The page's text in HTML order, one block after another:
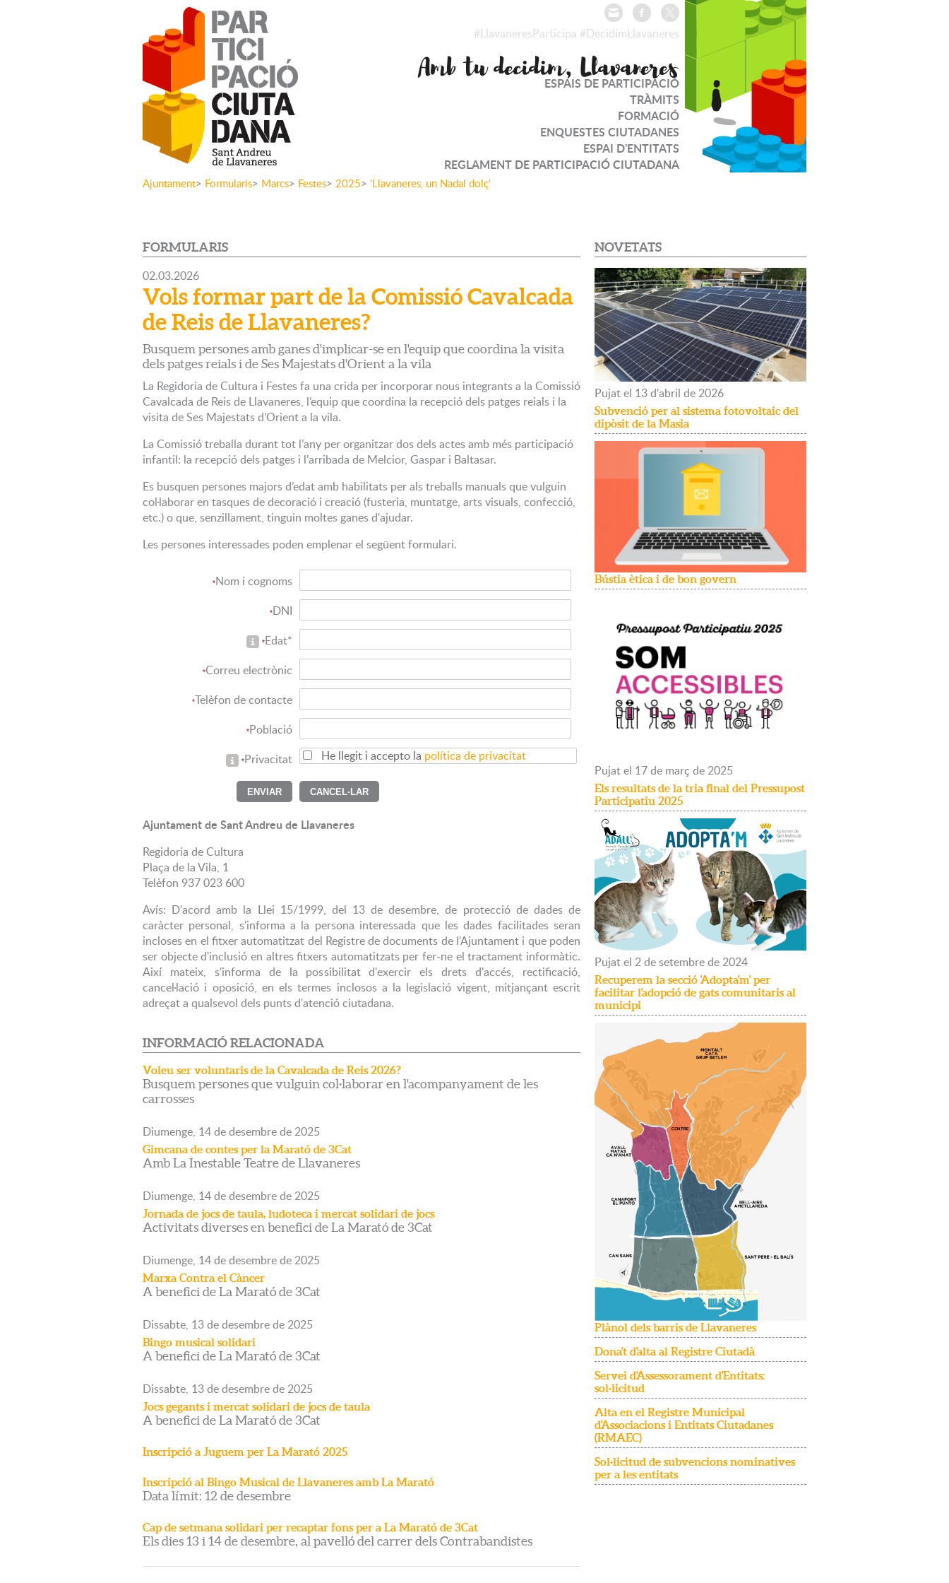
#LlavaneresParticipa #DecidimLlavaneres
ESPAIS DE PARTICIPACIÓ
TRÀMITS
FORMACIÓ
ENQUESTES CIUTADANES
ESPAI D'ENTITATS
REGLAMENT DE PARTICIPACIÓ CIUTADANA
Ajuntament> Formularis> Marcs> Festes> 2025> 'Llavaneres, un Nadal dolç'
FORMULARIS
02.03.2026
Vols formar part de la Comissió Cavalcada
de Reis de Llavaneres?
Busquem persones amb ganes d'implicar-se en l'equip que coordina la visita
dels patges reials i de Ses Majestats d'Orient a la vila
La Regidoria de Cultura i Festes fa una crida per incorporar nous integrants a la Comissió
Cavalcada de Reis de Llavaneres, l’equip que coordina la recepció dels patges reials i la
visita de Ses Majestats d’Orient a la vila.
La Comissió treballa durant tot l’any per organitzar dos dels actes amb més participació
infantil: la recepció dels patges i l’arribada de Melcior, Gaspar i Baltasar.
Es busquen persones majors d’edat amb habilitats per als treballs manuals que vulguin
col·laborar en tasques de decoració i creació (fusteria, muntatge, arts visuals, confecció,
etc.) o que, senzillament, tinguin moltes ganes d'ajudar.
Les persones interessades poden emplenar el següent formulari.
*Nom i cognoms
*DNI
*Edat*
*Correu electrònic
*Telèfon de contacte
*Població
*Privacitat He llegit i accepto la política de privacitat
Ajuntament de Sant Andreu de Llavaneres
Regidoria de Cultura
Plaça de la Vila, 1
Telèfon 937 023 600
Avís: D'acord amb la Llei 15/1999, del 13 de desembre, de protecció de dades de
caràcter personal, s'informa a la persona interessada que les dades facilitades seran
incloses en el fitxer automatitzat del Registre de documents de l'Ajuntament i que poden
ser objecte d'inclusió en altres fitxers automatitzats per fer-ne el tractament informàtic.
Així mateix, s'informa de la possibilitat d'exercir els drets d'accés, rectificació,
cancel·lació i oposició, en els termes inclosos a la legislació vigent, mitjançant escrit
adreçat a qualsevol dels punts d'atenció ciutadana.
INFORMACIÓ RELACIONADA
Voleu ser voluntaris de la Cavalcada de Reis 2026?
Busquem persones que vulguin col·laborar en l'acompanyament de les
carrosses
Diumenge, 14dedesembrede 2025
Gimcana de contes per la Marató de 3Cat
Amb La Inestable Teatre de Llavaneres
Diumenge, 14dedesembrede 2025
Jornada de jocs de taula, ludoteca i mercat solidari de jocs
Activitats diverses en benefici de La Marató de 3Cat
Diumenge, 14dedesembrede 2025
Marxa Contra el Càncer
A benefici de La Marató de 3Cat
Dissabte, 13dedesembrede 2025
Bingo musical solidari
A benefici de La Marató de 3Cat
Dissabte, 13dedesembrede 2025
Jocs gegants i mercat solidari de jocs de taula
A benefici de La Marató de 3Cat
Inscripció a Juguem per La Marató 2025
Inscripció al Bingo Musical de Llavaneres amb La Marató
Data límit: 12 de desembre
Cap de setmana solidari per recaptar fons per a La Marató de 3Cat
Els dies 13 i 14 de desembre, al pavelló del carrer dels Contrabandistes
NOVETATS
Pujatel 13d'abril de 2026
Subvenció per al sistema fotovoltaic del
dipòsit de la Masia
Bústia ètica i de bon govern
Pujatel 17de març de 2025
Els resultats de la tria final del Pressupost
Participatiu 2025
Pujatel 2desetembrede 2024
Recuperem la secció 'Adopta'm' per
facilitar l'adopció de gats comunitaris al
municipi
Plànol dels barris de Llavaneres
Dona't d'alta al Registre Ciutadà
Servei d'Assessorament d'Entitats:
sol·licitud
Alta en el Registre Municipal
d'Associacions i Entitats Ciutadanes
(RMAEC)
Sol·licitud de subvencions nominatives
per a les entitats